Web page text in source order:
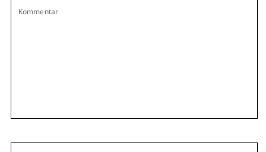
Kommentar